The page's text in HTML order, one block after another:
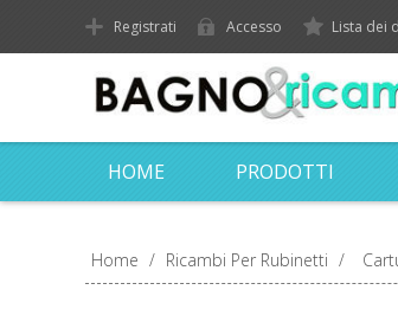
Registrati Accesso Lista dei
HOME PRODOTTI
Home / Ricambi Per Rubinetti /